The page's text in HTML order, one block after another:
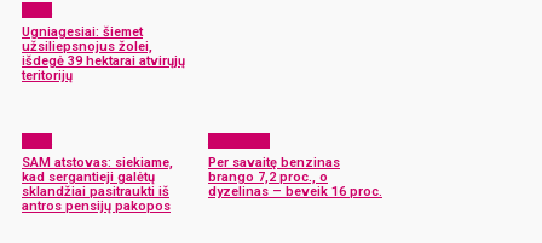
Ugniagesiai: šiemet
užsiliepsnojus žolei,
išdegė 39 hektarai atvirųjų
teritorijų
SAM atstovas: siekiame,
kad sergantieji galėtų
sklandžiai pasitraukti iš
antros pensijų pakopos
Per savaitę benzinas
brango 7,2 proc., o
dyzelinas – beveik 16 proc.